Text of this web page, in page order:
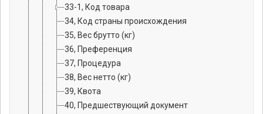
33-1, Код товара
34, Код страны происхождения
35, Вес брутто (кг)
36, Преференция
37, Процедура
38, Вес нетто (кг)
39, Квота
40, Предшествующий документ